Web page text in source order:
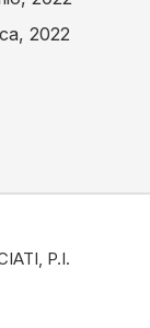
2022
P.I.